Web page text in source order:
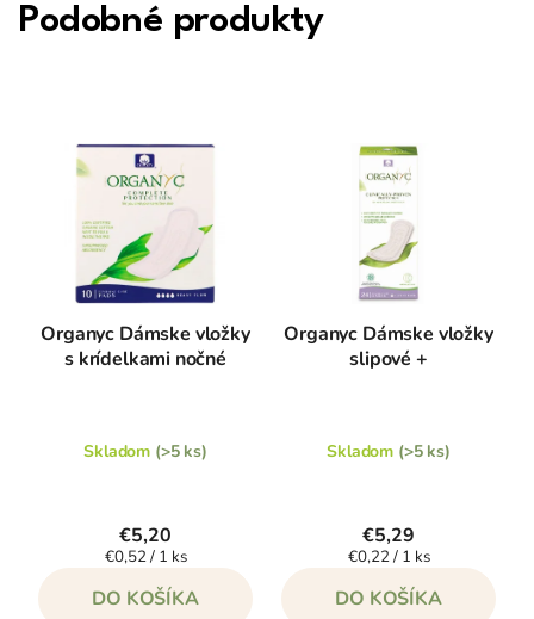
Podobné produkty
Organyc Dámske vložky
s krídelkami nočné
Skladom (>5 ks)
€5,20
Jednotková
€0,52 / 1 ks
DO KOŠÍKA
Organyc Dámske vložky
slipové +
Skladom (>5 ks)
€5,29
Jednotková
€0,22 / 1 ks
DO KOŠÍKA